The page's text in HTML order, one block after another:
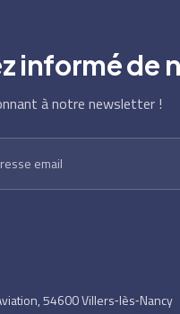
informé de
à notre newsletter !
54600 Villers‑lès‑Nancy